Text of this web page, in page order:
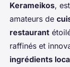
Kerameikos,
amateurs de
restaurant
raffinés et
ingrédients